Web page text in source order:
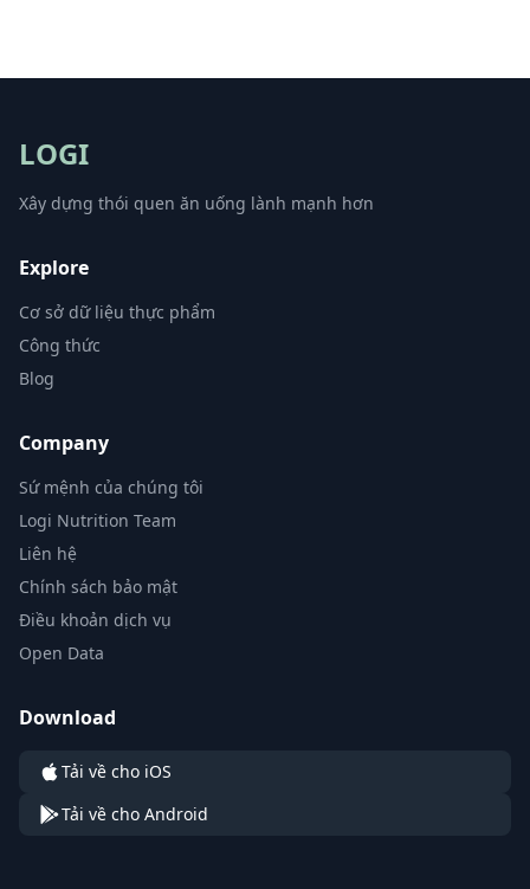
LOGI
Xây dựng thói quen ăn uống lành mạnh hơn
Explore
Cơ sở dữ liệu thực phẩm
Công thức
Blog
Company
Sứ mệnh của chúng tôi
Logi Nutrition Team
Liên hệ
Chính sách bảo mật
Điều khoản dịch vụ
Open Data
Download
Tải về cho iOS
Tải về cho Android